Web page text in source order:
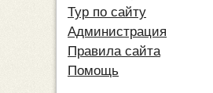
Тур по сайту
Администрация
Правила сайта
Помощь